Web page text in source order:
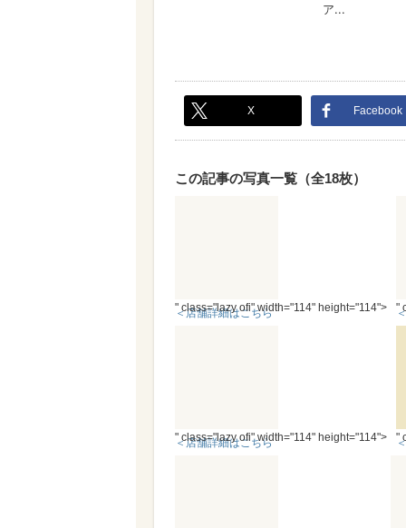
X Facebook
この記事の写真一覧（全18枚）
＜店舗詳細はこちら
" class="lazy ofi" width="114" height="114"> "
＜店舗詳細はこちら
" class="lazy ofi" width="114" height="114"> "